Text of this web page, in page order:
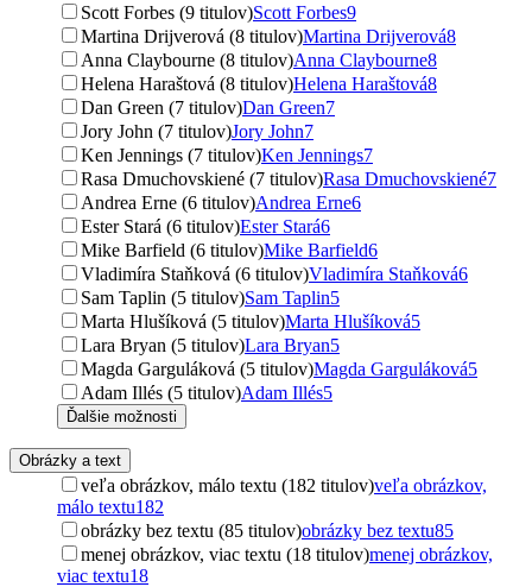
Scott Forbes (9 titulov)Scott Forbes9
Martina Drijverová (8 titulov)Martina Drijverová8
Anna Claybourne (8 titulov)Anna Claybourne8
Helena Haraštová (8 titulov)Helena Haraštová8
Dan Green (7 titulov)Dan Green7
Jory John (7 titulov)Jory John7
Ken Jennings (7 titulov)Ken Jennings7
Rasa Dmuchovskiené (7 titulov)Rasa Dmuchovskiené7
Andrea Erne (6 titulov)Andrea Erne6
Ester Stará (6 titulov)Ester Stará6
Mike Barfield (6 titulov)Mike Barfield6
Vladimíra Staňková (6 titulov)Vladimíra Staňková6
Sam Taplin (5 titulov)Sam Taplin5
Marta Hlušíková (5 titulov)Marta Hlušíková5
Lara Bryan (5 titulov)Lara Bryan5
Magda Garguláková (5 titulov)Magda Garguláková5
Adam Illés (5 titulov)Adam Illés5
Ďalšie možnosti
Obrázky a text
veľa obrázkov, málo textu (182 titulov)veľa obrázkov,
málo textu182
obrázky bez textu (85 titulov)obrázky bez textu85
menej obrázkov, viac textu (18 titulov)menej obrázkov,
viac textu18